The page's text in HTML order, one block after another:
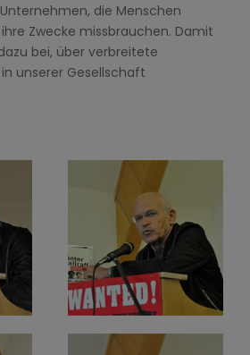
die Menschen
Zwecke missbrauchen. Damit
bei, über verbreitete
unserer Gesellschaft